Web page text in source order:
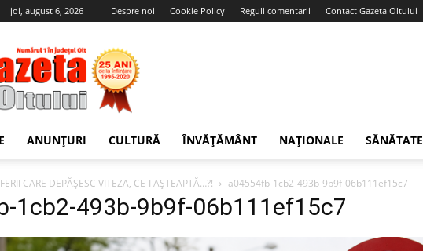
joi, august 6, 2026 Despre noi Cookie Policy Reguli comentarii Contact Gazeta Oltului
Gazeta
Oltului
ANUNȚURI CULTURĂ ÎNVĂȚĂMÂNT NAȚIONALE SĂNĂTATE
CARE DEPĂȘESC VITEZA, CE-I AȘTEAPTĂ…?! a04554fb-1cb2-493b-9b9f-06b111ef15c7
1cb2-493b-9b9f-06b111ef15c7